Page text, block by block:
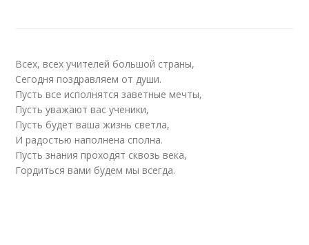
Всех, всех учителей большой страны,
Сегодня поздравляем от души.
Пусть все исполнятся заветные мечты,
Пусть уважают вас ученики,
Пусть будет ваша жизнь светла,
И радостью наполнена сполна.
Пусть знания проходят сквозь века,
Гордиться вами будем мы всегда.